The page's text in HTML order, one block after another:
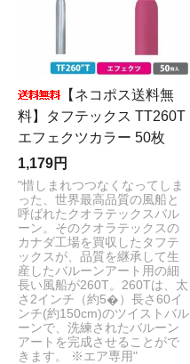
【ネコポス送料無
料】タフテックス TT260T
エフェクツカラー 50枚
1,179円
"惜しまれつつなくなってしま
った、世界最高品質の風船と
呼ばれたクオラテックスバル
ーン。そのクオラテックスの
カナダ工場を買収したタフテ
ックスが、品質を継承して生
産したバルーンアート用の細
長い風船が260T。260Tは、太
さ2インチ（約5�）長さ60イ
ンチ(約150cm)のツイストバル
ーンで、洗練されたバルーン
アートを完成させることがで
きます。 ※エア専用"